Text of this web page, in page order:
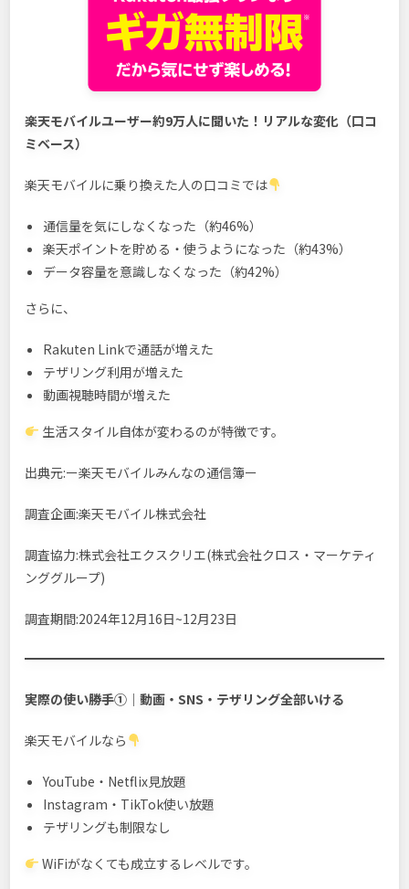
楽天モバイルユーザー約9万人に聞いた！リアルな変化（口コ
ミベース）
楽天モバイルに乗り換えた人の口コミでは
通信量を気にしなくなった（約46%）
楽天ポイントを貯める・使うようになった（約43%）
データ容量を意識しなくなった（約42%）
さらに、
Rakuten Linkで通話が増えた
テザリング利用が増えた
動画視聴時間が増えた
生活スタイル自体が変わるのが特徴です。
出典元:ー楽天モバイルみんなの通信簿ー
調査企画:楽天モバイル株式会社
調査協力:株式会社エクスクリエ(株式会社クロス・マーケティ
ンググループ)
調査期間:2024年12月16日~12月23日
実際の使い勝手①｜動画・SNS・テザリング全部いける
楽天モバイルなら
YouTube・Netflix見放題
Instagram・TikTok使い放題
テザリングも制限なし
WiFiがなくても成立するレベルです。